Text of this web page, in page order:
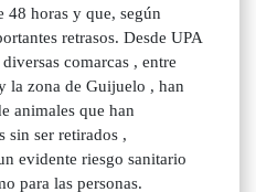
48 horas y que, según
retrasos. Desde UPA
comarcas , entre
la zona de Guijuelo , han
animales que han
sin ser retirados ,
evidente riesgo sanitario
para las personas.